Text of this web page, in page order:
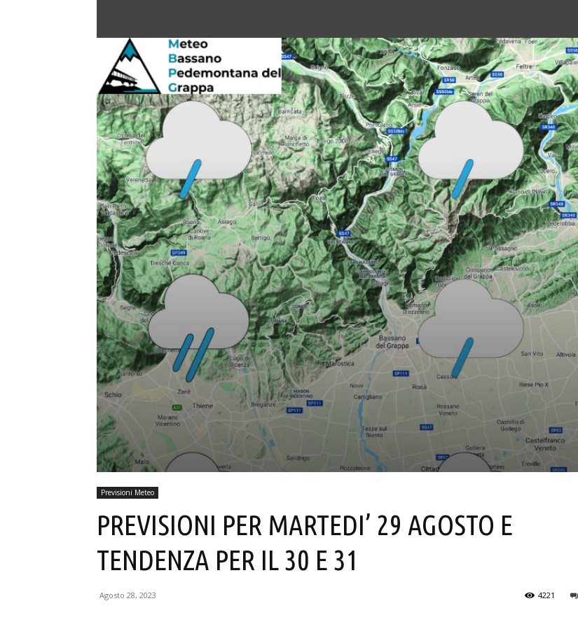
Previsioni Meteo
PREVISIONI PER MARTEDI’ 29 AGOSTO E
TENDENZA PER IL 30 E 31
Agosto 28, 2023 4221